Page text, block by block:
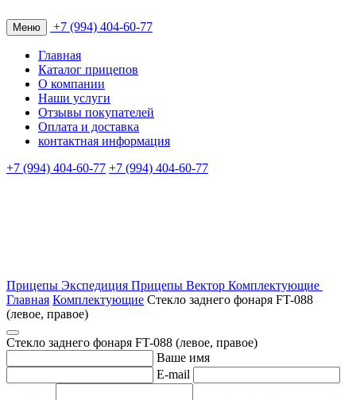
Меню +7 (994) 404-60-77
Главная
Каталог прицепов
О компании
Наши услуги
Отзывы покупателей
Оплата и доставка
контактная информация
+7 (994) 404-60-77 +7 (994) 404-60-77
Прицепы Экспедиция Прицепы Вектор Комплектующие
Главная Комплектующие Стекло заднего фонаря FT-088
(левое, правое)
Стекло заднего фонаря FT-088 (левое, правое)
Ваше имя
E-mail